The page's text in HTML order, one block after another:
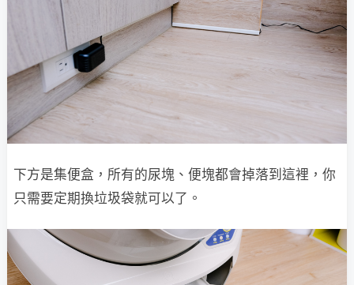
下方是集便盒，所有的尿塊、便塊都會掉落到這裡，你
只需要定期換垃圾袋就可以了。